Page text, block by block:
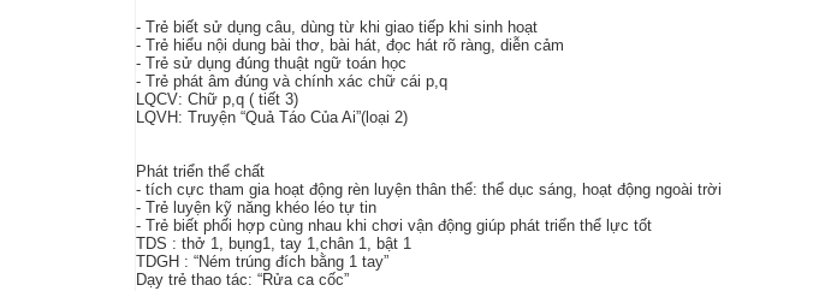
- Trẻ biết sử dụng câu, dùng từ khi giao tiếp khi sinh hoạt
- Trẻ hiểu nội dung bài thơ, bài hát, đọc hát rõ ràng, diễn cảm
- Trẻ sử dụng đúng thuật ngữ toán học
- Trẻ phát âm đúng và chính xác chữ cái p,q
LQCV: Chữ p,q ( tiết 3)
LQVH: Truyện “Quả Táo Của Ai”(loại 2)
Phát triển thể chất
- tích cực tham gia hoạt động rèn luyện thân thể: thể dục sáng, hoạt động ngoài trời
- Trẻ luyện kỹ năng khéo léo tự tin
- Trẻ biết phối hợp cùng nhau khi chơi vận động giúp phát triển thể lực tốt
TDS : thở 1, bụng1, tay 1,chân 1, bật 1
TDGH : “Ném trúng đích bằng 1 tay”
Dạy trẻ thao tác: “Rửa ca cốc”